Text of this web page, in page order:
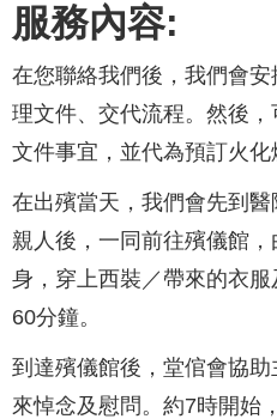
服務內容:
在您聯絡我們後，我們會
理文件、交代流程。然後
文件事宜，並代為預訂火化
在出殯當天，我們會先到
親人後，一同前往殯儀館
身，穿上西裝／帶來的衣
60分鐘。
到達殯儀館後，堂倌會協
來悼念及慰問。約7時開始